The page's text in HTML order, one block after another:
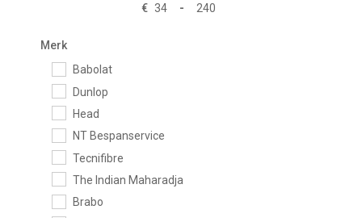
€ -
Merk
Babolat
Dunlop
Head
NT Bespanservice
Tecnifibre
The Indian Maharadja
Brabo